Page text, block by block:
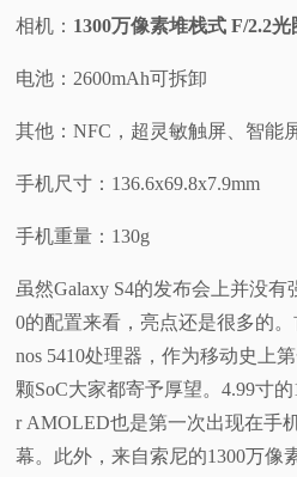
相机： 1300万像素堆栈式 F/2.2
电池：2600mAh可拆卸
其他：NFC，超灵敏触屏、智能
手机尺寸：136.6x69.8x7.9mm
手机重量：130g
虽然Galaxy S4的发布会上并没
0的配置来看，亮点还是很多的
nos 5410处理器，作为移动史上
颗SoC大家都寄予厚望。4.99寸
r AMOLED也是第一次出现在手
幕。此外，来自索尼的1300万像